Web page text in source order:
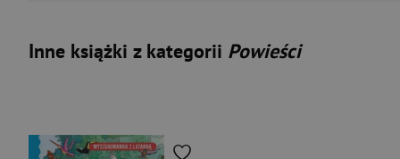
Inne książki z kategorii Powieści